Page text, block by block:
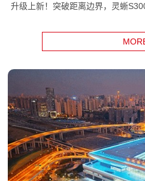
升级上新！突破距离边界，灵蜥